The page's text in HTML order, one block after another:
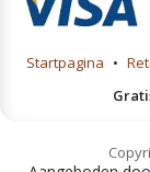
Startpagina •